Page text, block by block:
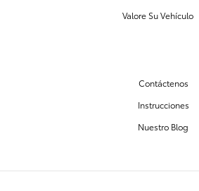
Valore Su Vehículo
Contáctenos
Instrucciones
Nuestro Blog